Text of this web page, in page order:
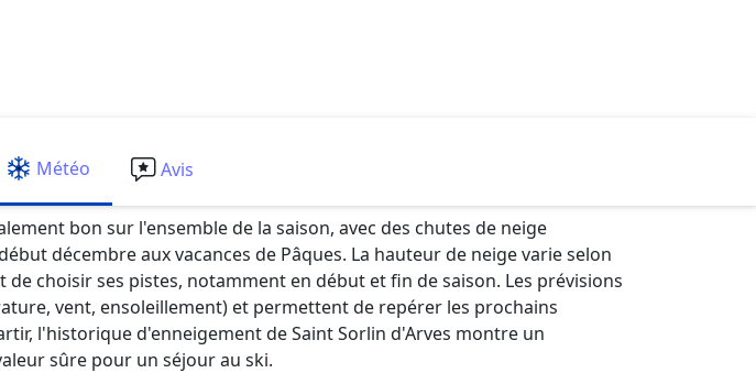
Météo Avis
bon sur l'ensemble de la saison, avec des chutes de neige
décembre aux vacances de Pâques. La hauteur de neige varie selon
choisir ses pistes, notamment en début et fin de saison. Les prévisions
vent, ensoleillement) et permettent de repérer les prochains
l'historique d'enneigement de Saint Sorlin d'Arves montre un
sûre pour un séjour au ski.